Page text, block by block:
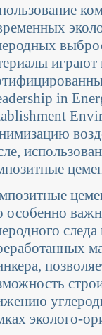
играют
in
особенно
эколого-